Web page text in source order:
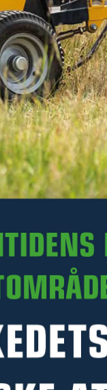
PROFI
i høy
håndtak.
Les mer
210 kr
Ekskl. mva.
På lager hos Kellfri
Art.nr. 47-16801
og selge den til
forhandler –klikk her